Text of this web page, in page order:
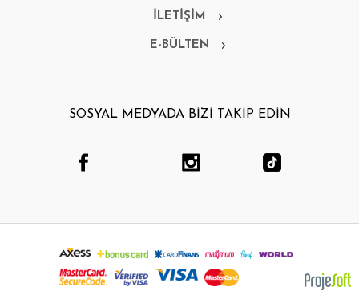
İLETİŞİM
E-BÜLTEN
SOSYAL MEDYADA BİZİ TAKİP EDİN